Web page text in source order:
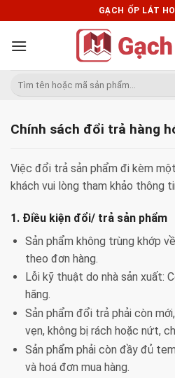
to
content
GẠCH ỐP LÁT
Tìm
Chính sách đổi trả hàng
Việc đổi trả sản phẩm đi kèm
khách vui lòng tham khảo thông
1. Điều kiện đổi/ trả sản phẩm
Sản phẩm không trùng khớp
theo đơn hàng.
Lỗi kỹ thuật do nhà sản xuất:
hãng.
Sản phẩm đổi trả phải còn
vẹn, không bị rách hoặc nứt,
Sản phẩm phải còn đầy đủ
và hoá đơn mua hàng.